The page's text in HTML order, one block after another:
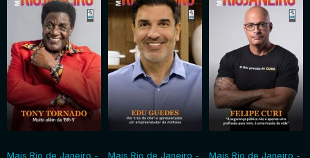
Mais Rio de Janeiro -
Mais Rio de Janeiro -
Mais Rio de Janeiro -